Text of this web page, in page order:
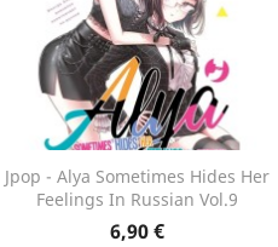
Jpop - Alya Sometimes Hides Her
Feelings In Russian Vol.9
6,90 €
Anteprima